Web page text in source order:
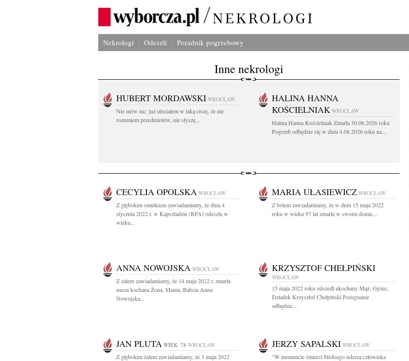
Nekrologi Odeszli Poradnik pogrzebowy
Inne nekrologi
HUBERT MORDAWSKI WROCŁAW
Nie mów nic: już uleciałem w taką ciszę, że nie
rozumiem przedmiotów, nie słyszę...
HALINA HANNA
KOŚCIELNIAK WROCŁAW
Halina Hanna Kościelniak Zmarła 30.06.2026 roku
Pogrzeb odbędzie się w dniu 4.08.2026 roku na...
CECYLIA OPOLSKA WROCŁAW
Z głębokim smutkiem zawiadamiamy, że dnia 4
stycznia 2022 r. w Kapsztadzie (RPA) odeszła w
wieku...
MARIA UŁASIEWICZ WROCŁAW
Z bólem zawiadamiamy, że w dniu 15 maja 2022
roku w wieku 97 lat zmarła w swoim domu,...
ANNA NOWOJSKA WROCŁAW
Z żalem zawiadamiamy, że 14 maja 2022 r. zmarła
nasza kochana Żona, Mama, Babcia Anna
Nowojska...
KRZYSZTOF CHEŁPIŃSKI
WROCŁAW
15 maja 2022 roku odszedł ukochany Mąż, Ojciec,
Dziadek Krzysztof Chełpiński Pożegnanie
odbędzie...
JAN PLUTA WIEK: 78 WROCŁAW
Z głębokim żalem zawiadamiamy, że 3 maja 2022
JERZY SAPALSKI WROCŁAW
"W momencie śmierci bliskiego uderza człowieka